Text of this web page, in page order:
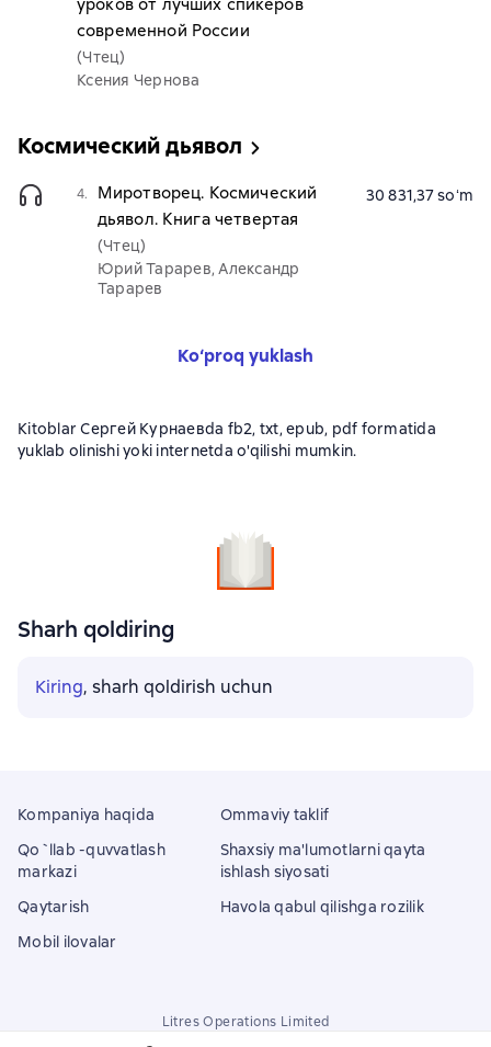
уроков от лучших спикеров
современной России
(Чтец)
Ксения Чернова
Космический дьявол
4.
Миротворец. Космический
дьявол. Книга четвертая
(Чтец)
Юрий Тарарев, Александр
Тарарев
30 831,37 soʻm
Ko‘proq yuklash
Kitoblar Сергей Курнаевda fb2, txt, epub, pdf formatida
yuklab olinishi yoki internetda o'qilishi mumkin.
Sharh qoldiring
Kiring, sharh qoldirish uchun
Kompaniya haqida
Qo`llab -quvvatlash
markazi
Qaytarish
Mobil ilovalar
Ommaviy taklif
Shaxsiy ma'lumotlarni qayta
ishlash siyosati
Havola qabul qilishga rozilik
Litres Operations Limited